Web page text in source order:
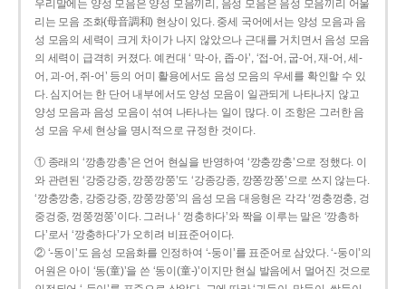
우리말에는 양성 모음은 양성 모음끼리, 음성 모음은 음성 모음끼리 어울
리는 모음 조화(母音調和) 현상이 있다. 중세 국어에서는 양성 모음과 음
성 모음의 세력이 크게 차이가 나지 않았으나 근대를 거치면서 음성 모음
의 세력이 급격히 커졌다. 예컨대 ‘ 막-아, 좁-아’, ‘접-어, 굽-어, 재-어, 세-
어, 괴-어, 쥐-어’ 등의 어미 활용에서도 음성 모음의 우세를 확인할 수 있
다. 심지어는 한 단어 내부에서도 양성 모음이 일관되게 나타나지 않고
양성 모음과 음성 모음이 섞여 나타나는 일이 많다. 이 조항은 그러한 음
성 모음 우세 현상을 명시적으로 규정한 것이다.
① 종래의 ‘깡총깡총’은 언어 현실을 반영하여 ‘깡충깡충’으로 정했다. 이
와 관련된 ‘강중강중, 깡쭝깡쭝’도 ‘강종강종, 깡쫑깡쫑’으로 쓰지 않는다.
‘깡충깡충, 강중강중, 깡쭝깡쭝’의 음성 모음 대응형은 각각 ‘껑충껑충, 겅
중겅중, 껑쭝껑쭝’이다. 그러나 ‘ 껑충하다’와 짝을 이루는 말은 ‘깡총하
다’로서 ‘깡충하다’가 오히려 비표준어이다.
② ‘-동이’도 음성 모음화를 인정하여 ‘-둥이’를 표준어로 삼았다. ‘-둥이’의
어원은 아이 ‘동(童)’을 쓴 ‘동이(童-)’이지만 현실 발음에서 멀어진 것으로